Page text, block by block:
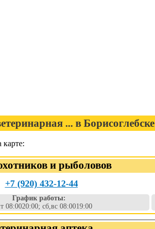
... в Борисоглебске
карте:
и рыболовов
+7 (920) 432-12-44
График работы:
08:0020:00; сб,вс 08:0019:00